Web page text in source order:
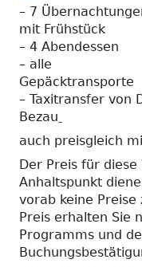
neuem
Fenster
öffnen
– 7
mit Frühstück
– 4 Abendessen
– alle
Gepäcktransporte
– Taxitransfer von
Bezau
auch preisgleich
Der Preis für
Anhaltspunkt
vorab keine Preise
Preis erhalten Sie
Programms und